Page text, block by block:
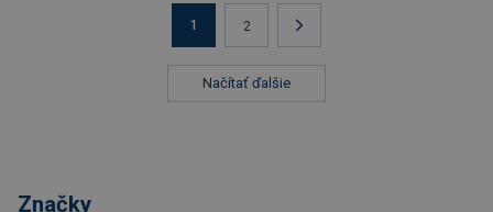
Načítať ďalšie
1 2
Značky